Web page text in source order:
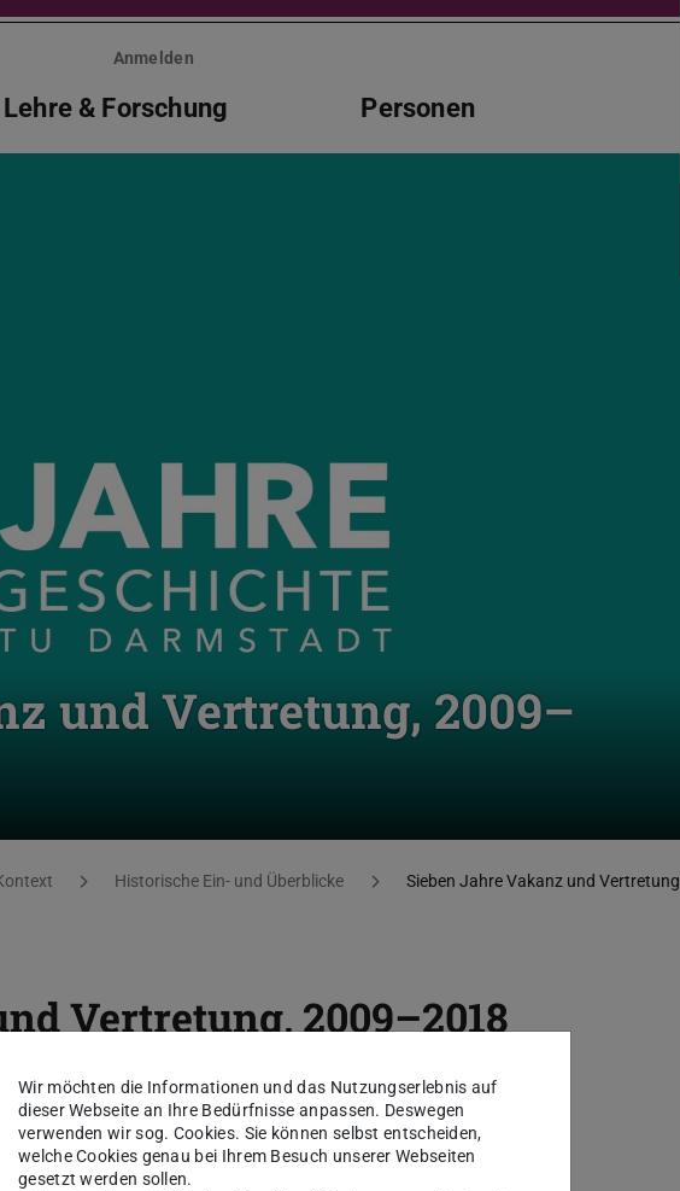
Anmelden
Lehre & Forschung Personen
und Vertretung, 2009–
Historische Ein- und Überblicke Sieben Jahre Vakanz und Vertretung
Vertretung, 2009–2018
der Professur für Kunstgeschichte im
erklärt sich durch die besonderen
verhinderten.
Wir möchten die Informationen und das Nutzungserlebnis auf
dieser Webseite an Ihre Bedürfnisse anpassen. Deswegen
verwenden wir sog. Cookies. Sie können selbst entscheiden,
welche Cookies genau bei Ihrem Besuch unserer Webseiten
gesetzt werden sollen.